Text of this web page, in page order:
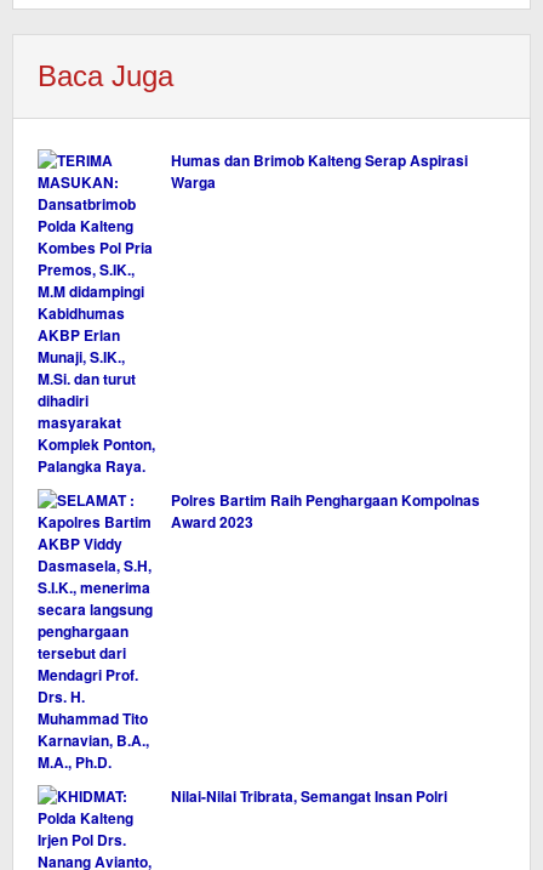
Baca Juga
Humas dan Brimob Kalteng Serap Aspirasi
Warga
Polres Bartim Raih Penghargaan Kompolnas
Award 2023
Nilai-Nilai Tribrata, Semangat Insan Polri